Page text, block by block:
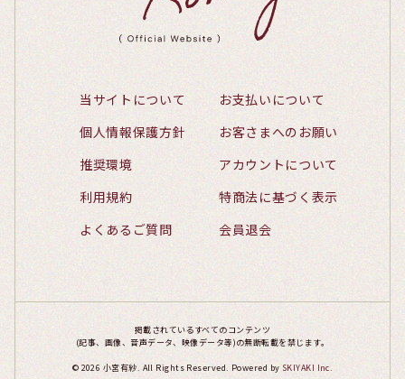
当サイトについて
お支払いについて
個人情報保護方針
お客さまへのお願い
推奨環境
アカウントについて
利用規約
特商法に基づく表示
よくあるご質問
会員退会
掲載されているすべてのコンテンツ
(記事、画像、音声データ、映像データ等)の無断転載を禁じます。
© 2026 小宮有紗. All Rights Reserved. Powered by SKIYAKI Inc.